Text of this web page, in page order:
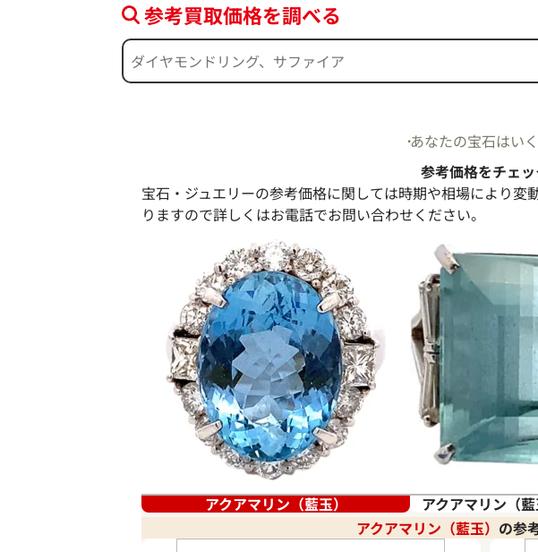
参考買取価格を調べる
あなたの宝石はい
参考価格をチェ
宝石・ジュエリーの参考価格に関しては時期や相場により変
りますので詳しくはお電話でお問い合わせください。
アクアマリン（藍玉）
アクアマリン（
アクアマリン（藍玉） の参